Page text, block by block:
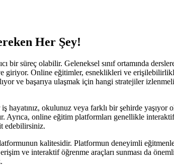
Her Şey!
süreç olabilir. Geleneksel sınıf ortamında
Online eğitimler, esneklikleri ve
ve başarıya ulaşmak için hangi stratejiler
hayatınız, okulunuz veya farklı bir şehirde
Ayrıca, online eğitim platformları genellikle
edebilirsiniz.
kalitesidir. Platformun deneyimli
ve interaktif öğrenme araçları sunması da